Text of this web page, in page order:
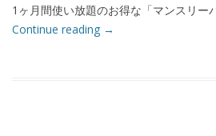
1ヶ月間使い放題のお得な「マンスリー
Continue reading →